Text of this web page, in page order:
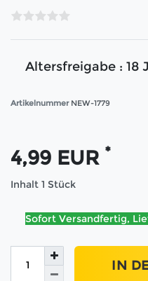
Altersfreigabe : 18
Artikelnummer NEW-1779
4,99 EUR *
Inhalt 1 Stück
Sofort Versandfertig,
IN